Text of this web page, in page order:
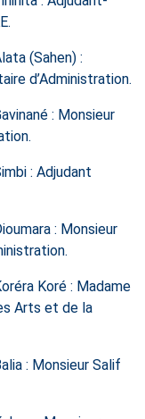
(Sahen) :
d’Administration.
: Monsieur
: Adjudant
: Monsieur
Koré : Madame
Arts et de la
: Monsieur Salif